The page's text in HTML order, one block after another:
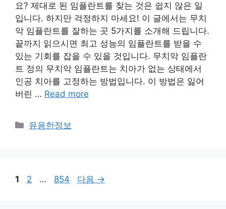
요? 제대로 된 임플란트를 찾는 것은 쉽지 않은 일
입니다. 하지만 걱정하지 마세요! 이 글에서는 무치
악 임플란트를 잘하는 곳 5가지를 소개해 드립니다.
끝까지 읽으시면 최고 성능의 임플란트를 받을 수
있는 기회를 잡을 수 있을 것입니다. 무치악 임플란
트 정의 무치악 임플란트는 치아가 없는 상태에서
인공 치아를 고정하는 방법입니다. 이 방법은 잃어
버린 … Read more
카
유용한정보
페
1
페
2 …
페
854 다음 →